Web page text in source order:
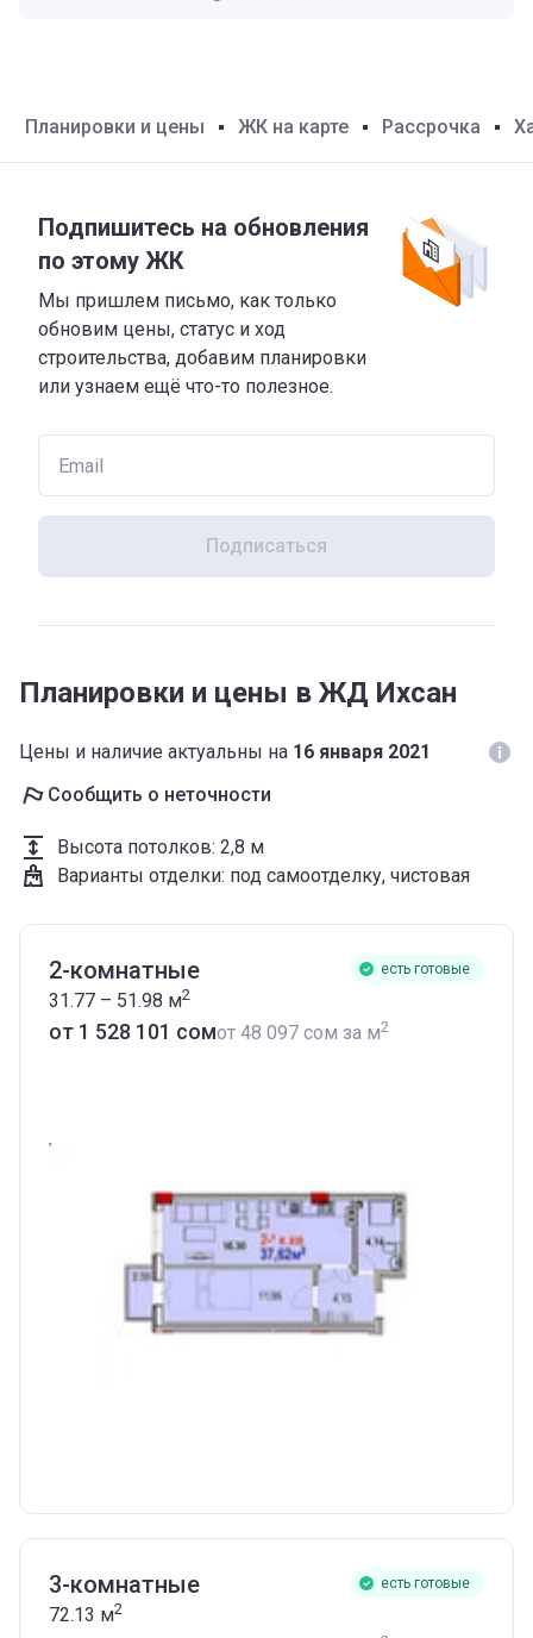
Планировки и цены ЖК на карте Рассрочка
Подпишитесь на обновления
по этому ЖК
Мы пришлем письмо, как только
обновим цены, статус и ход
строительства, добавим планировки
или узнаем ещё что-то полезное.
Подписаться
Планировки и цены в ЖД Ихсан
Цены и наличие актуальны на 16 января 2021
Сообщить о неточности
Высота потолков: 2,8 м
Варианты отделки: под самоотделку, чистовая
2-комнатные есть готовые
31.77 – 51.98 м2
от ‍1 528 101 сомот ‍48 097 сом за м2
3-комнатные есть готовые
72.13 м2